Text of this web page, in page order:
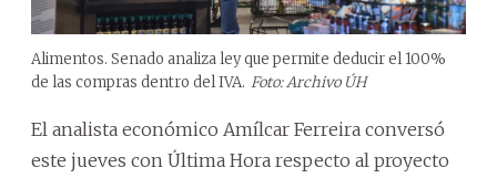
Alimentos. Senado analiza ley que permite deducir el 100%
de las compras dentro del IVA. Foto: Archivo ÚH
El analista económico Amílcar Ferreira conversó
este jueves con Última Hora respecto al proyecto